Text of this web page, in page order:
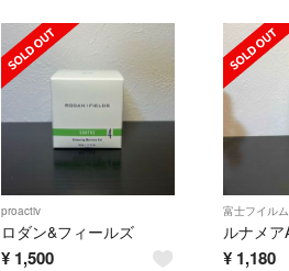
proactiv
ロダン&フィールズ
¥ 1,500
富士フイルム
¥ 1,180